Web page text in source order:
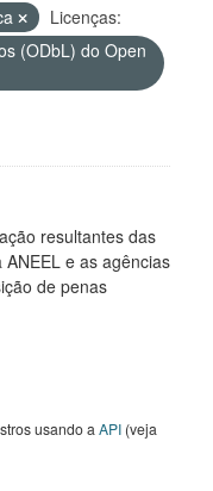
Licenças:
(ODbL) do Open
resultantes das
e as agências
de penas
usando a API (veja